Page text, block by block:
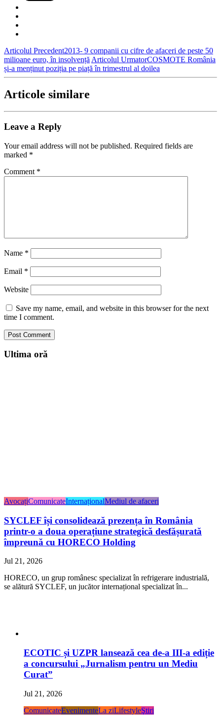
Articolul Precedent2013- 9 companii cu cifre de afaceri de peste 50
milioane euro, în insolvență Articolul UrmatorCOSMOTE România
și-a menținut poziția pe piață în trimestrul al doilea
Articole similare
Leave a Reply
Your email address will not be published. Required fields are
marked *
Comment *
Name *
Email *
Website
Save my name, email, and website in this browser for the next
time I comment.
Ultima oră
AvocațiComunicateInternaționalMediul de afaceri
SYCLEF își consolidează prezența în România
printr-o a doua operațiune strategică desfășurată
împreună cu HORECO Holding
Jul 21, 2026
HORECO, un grup românesc specializat în refrigerare industrială,
se alătură SYCLEF, un jucător internațional specializat în...
ECOTIC și UZPR lansează cea de-a III-a ediție
a concursului „Jurnalism pentru un Mediu
Curat”
Jul 21, 2026
ComunicateEvenimenteLa ziLifestyleŞtiri